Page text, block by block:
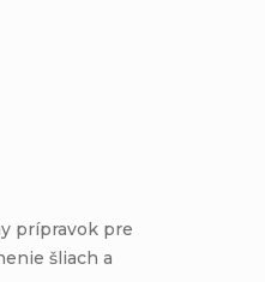
prípravok pre
šliach a